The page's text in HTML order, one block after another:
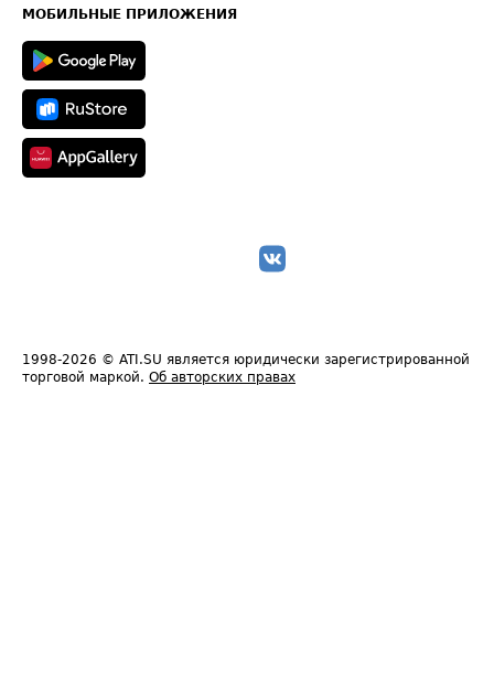
Техническая информация
МОБИЛЬНЫЕ ПРИЛОЖЕНИЯ
1998-2026 © ATI.SU является юридически зарегистрированной
торговой маркой. Об авторских правах